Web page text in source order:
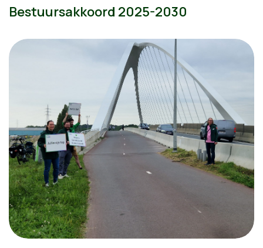
Bestuursakkoord 2025-2030